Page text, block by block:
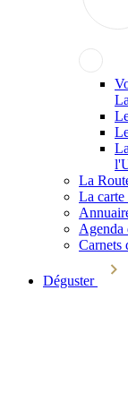
La
La carte
Agenda
Carnets
Déguster